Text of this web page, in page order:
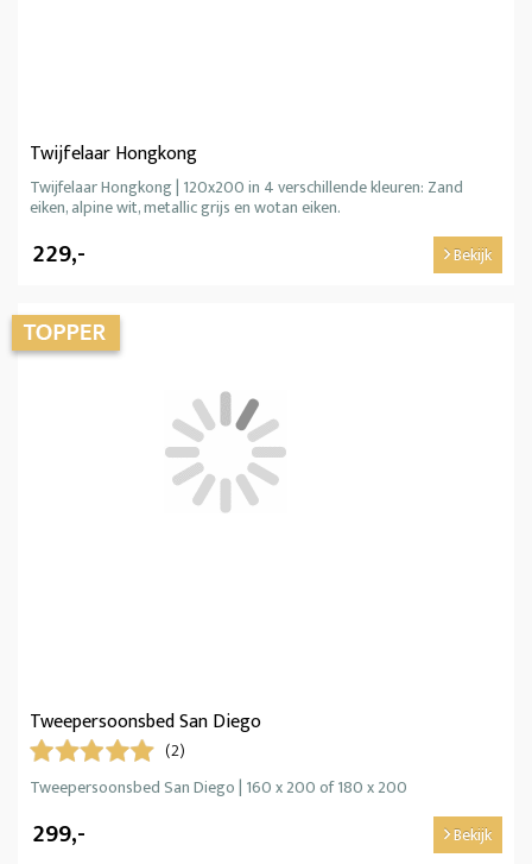
Twijfelaar Hongkong
Twijfelaar Hongkong | 120x200 in 4 verschillende kleuren: Zand
eiken, alpine wit, metallic grijs en wotan eiken.
229,- Bekijk
Tweepersoonsbed San Diego
(2)
Tweepersoonsbed San Diego | 160 x 200 of 180 x 200
299,- Bekijk